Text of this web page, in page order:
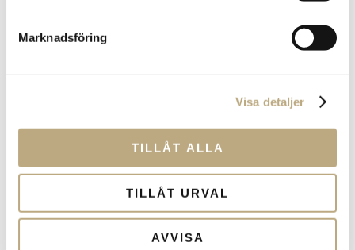
Marknadsföring
Visa detaljer
TILLÅT ALLA
TILLÅT URVAL
AVVISA
2024